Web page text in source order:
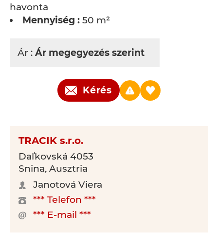
havonta
Mennyiség : 50 m²
Ár : Ár megegyezés szerint
Kérés
TRACIK s.r.o.
Daľkovská 4053
Snina, Ausztria
Janotová Viera
*** Telefon ***
*** E-mail ***